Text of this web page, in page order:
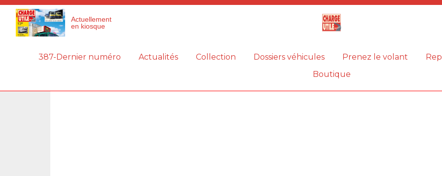
Actuellement
en kiosque
387-Dernier numéro Actualités Collection Dossiers véhicules Prenez le volant
Boutique
Panneau de gestion des cookies